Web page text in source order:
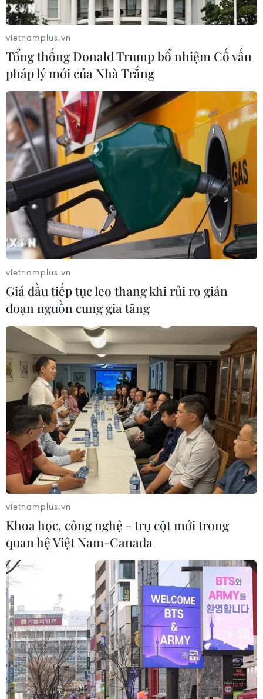
TIN CÙNG CHUYÊN MỤC
Cập nhật lịch thi đấu
bán kết ASEAN Cup 2026 của hai cặp
đấu
10/08/2026 03:08
Hà Nội bế mạc Festival Võ thuật Quốc
09/08/2026 14:58
Truyền thông Hàn Quốc đánh giá
cao đội tuyển Việt Nam với chuỗi 22
trận bất bại
09/08/2026 04:22
Đội tuyển Việt Nam đối đầu Malaysia
tại bán kết ASEAN Cup 2026
08/08/2026 15:53
vietnamplus.vn
Tổng thống Donald Trump bổ nhiệm Cố vấn
pháp lý mới của Nhà Trắng
vietnamplus.vn
Giá dầu tiếp tục leo thang khi rủi ro gián
đoạn nguồn cung gia tăng
vietnamplus.vn
Khoa học, công nghệ - trụ cột mới trong
quan hệ Việt Nam-Canada